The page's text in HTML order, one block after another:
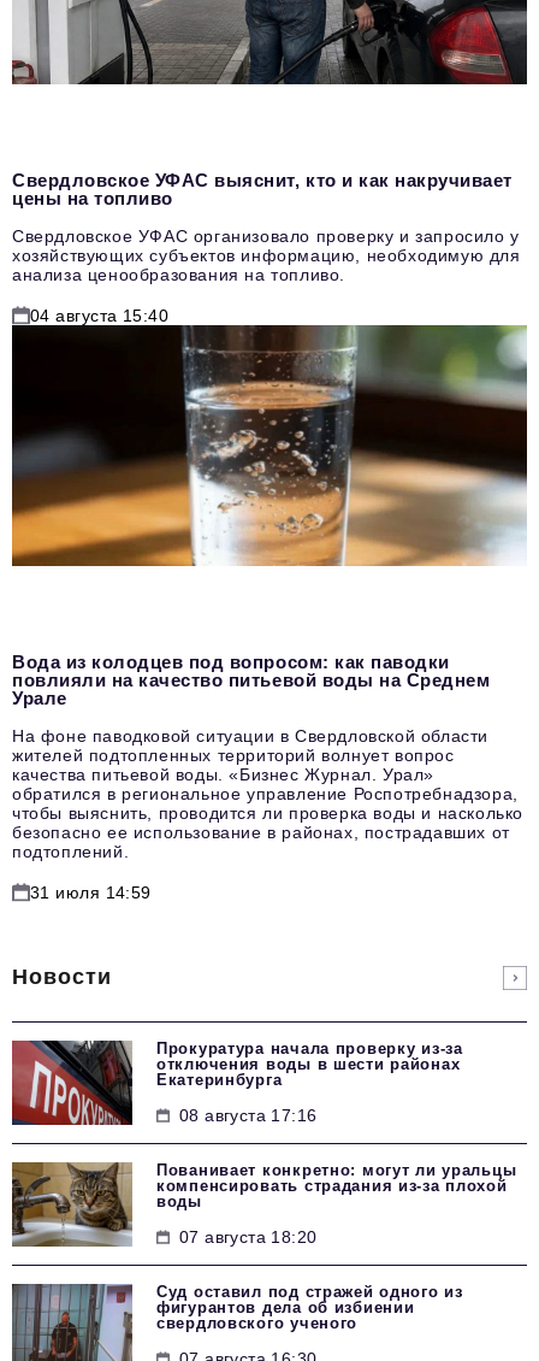
Свердловское УФАС выяснит, кто и как накручивает
цены на топливо
Свердловское УФАС организовало проверку и запросило у
хозяйствующих субъектов информацию, необходимую для
анализа ценообразования на топливо.
04 августа 15:40
Вода из колодцев под вопросом: как паводки
повлияли на качество питьевой воды на Среднем
Урале
На фоне паводковой ситуации в Свердловской области
жителей подтопленных территорий волнует вопрос
качества питьевой воды. «Бизнес Журнал. Урал»
обратился в региональное управление Роспотребнадзора,
чтобы выяснить, проводится ли проверка воды и насколько
безопасно ее использование в районах, пострадавших от
подтоплений.
31 июля 14:59
Новости
Прокуратура начала проверку из-за
отключения воды в шести районах
Екатеринбурга
08 августа 17:16
Пованивает конкретно: могут ли уральцы
компенсировать страдания из-за плохой
воды
07 августа 18:20
Суд оставил под стражей одного из
фигурантов дела об избиении
свердловского ученого